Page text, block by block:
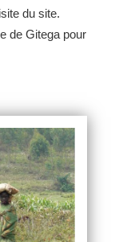
du site.
de Gitega pour